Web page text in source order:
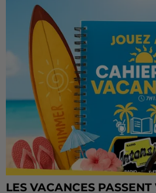
LES VACANCES PASSENT